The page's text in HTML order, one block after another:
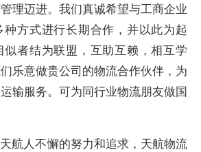
理迈进。我们真诚希望与工商企业
方式进行长期合作，并以此为起
似者结为联盟，互助互赖，相互学
乐意做贵公司的物流合作伙伴，为
输服务。可为同行业物流朋友做国
航人不懈的努力和追求，天航物流